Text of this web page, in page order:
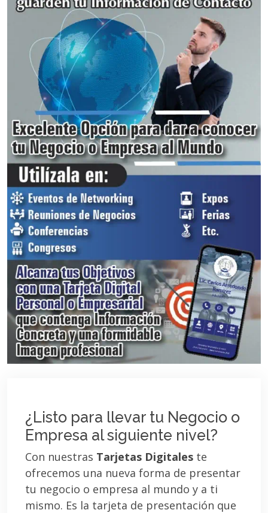
¿Listo para llevar tu Negocio o
Empresa al siguiente nivel?
Con nuestras Tarjetas Digitales te
ofrecemos una nueva forma de presentar
tu negocio o empresa al mundo y a ti
mismo. Es la tarjeta de presentación que